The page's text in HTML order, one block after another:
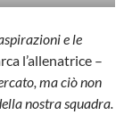
e le
l’allenatrice –
ma ciò non
nostra squadra.